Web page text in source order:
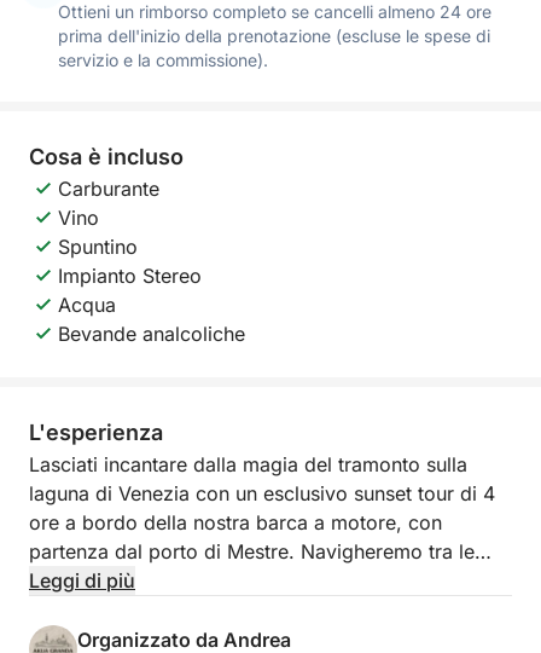
Ottieni un rimborso completo se cancelli almeno 24 ore
prima dell'inizio della prenotazione (escluse le spese di
servizio e la commissione).
Cosa è incluso
Carburante
Vino
Spuntino
Impianto Stereo
Acqua
Bevande analcoliche
L'esperienza
Lasciati incantare dalla magia del tramonto sulla
laguna di Venezia con un esclusivo sunset tour di 4
ore a bordo della nostra barca a motore, con
partenza dal porto di Mestre. Navigheremo tra le
isole più affascinanti della laguna nord — Murano,
lentamente sull’acqua, regalando riflessi dorati e
Leggi di più
Organizzato da Andrea